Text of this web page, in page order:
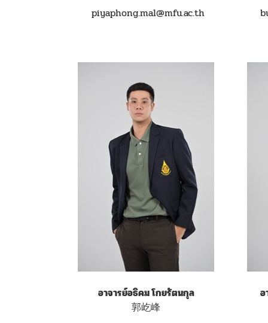
piyaphong.mal@mfu.ac.th
อาจารย์อธิคม โกยรัตนกุล
郭屹峰
อ